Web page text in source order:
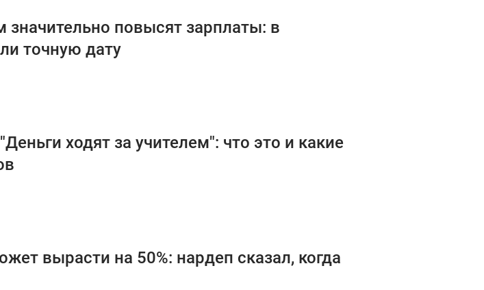
значительно повысят зарплаты: в
точную дату
ходят за учителем": что это и какие
вырасти на 50%: нардеп сказал, когда